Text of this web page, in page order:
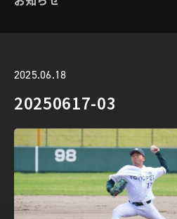
2025.06.18
20250617-03